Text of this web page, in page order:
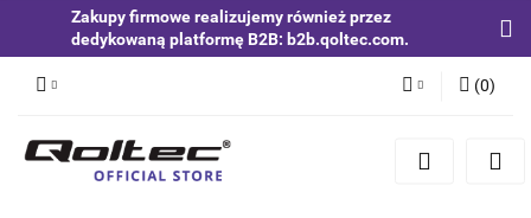
Zakupy firmowe realizujemy również przez
dedykowaną platformę B2B: b2b.qoltec.com.
Zaloguj się
(0)